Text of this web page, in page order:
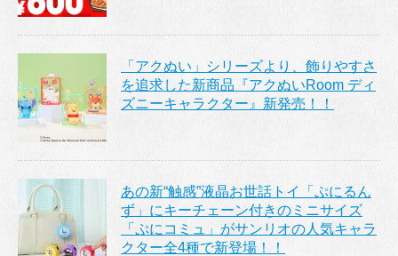
「アクぬい」シリーズより、飾りやすさ
を追求した新商品『アクぬいRoom ディ
ズニーキャラクター』新発売！！
あの新“触感”液晶お世話トイ「ぷにるん
ず」にキーチェーン付きのミニサイズ
「ぷにコミュ」がサンリオの人気キャラ
クター全4種で新登場！！